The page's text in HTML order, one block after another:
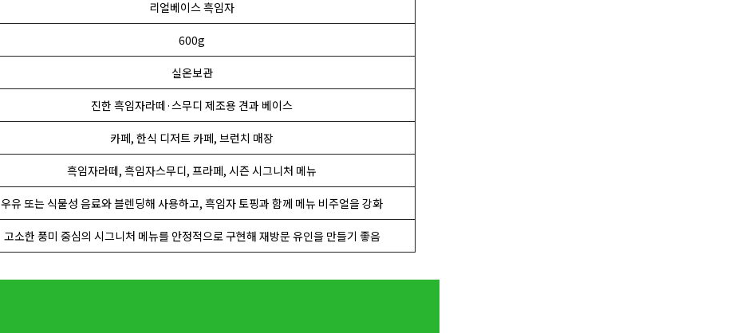
리얼베이스 흑임자
600g
실온보관
진한 흑임자라떼·스무디 제조용 견과 베이스
카페, 한식 디저트 카페, 브런치 매장
흑임자라떼, 흑임자스무디, 프라페, 시즌 시그니처 메뉴
우유 또는 식물성 음료와 블렌딩해 사용하고, 흑임자 토핑과 함께 메뉴 비주얼을 강화
고소한 풍미 중심의 시그니처 메뉴를 안정적으로 구현해 재방문 유인을 만들기 좋음